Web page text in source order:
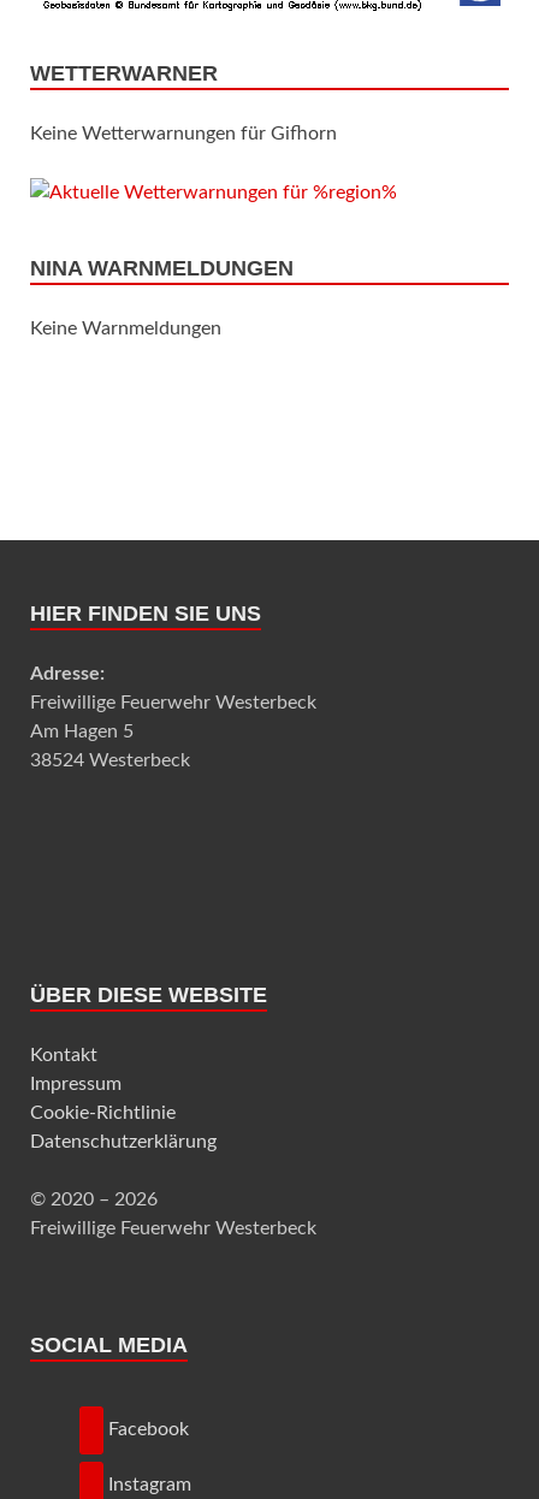
WETTERWARNER
Keine Wetterwarnungen für Gifhorn
NINA WARNMELDUNGEN
Keine Warnmeldungen
HIER FINDEN SIE UNS
Adresse:
Freiwillige Feuerwehr Westerbeck
Am Hagen 5
38524 Westerbeck
ÜBER DIESE WEBSITE
Kontakt
Impressum
Cookie-Richtlinie
Datenschutzerklärung
© 2020 – 2026
Freiwillige Feuerwehr Westerbeck
SOCIAL MEDIA
Facebook
Instagram